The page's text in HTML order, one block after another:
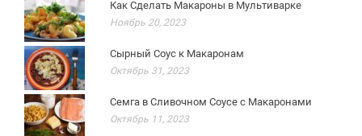
Как Сделать Макароны в Мультиварке
Ноябрь 20, 2023
Сырный Соус к Макаронам
Октябрь 31, 2023
Семга в Сливочном Соусе с Макаронами
Октябрь 11, 2023